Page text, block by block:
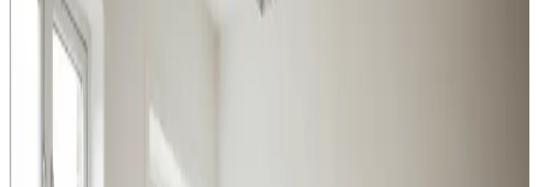
Udsugning ved svejsning, slibning og kemikalier i
Søndersø. Overholder Arbejdstilsynets krav.
Læs mere